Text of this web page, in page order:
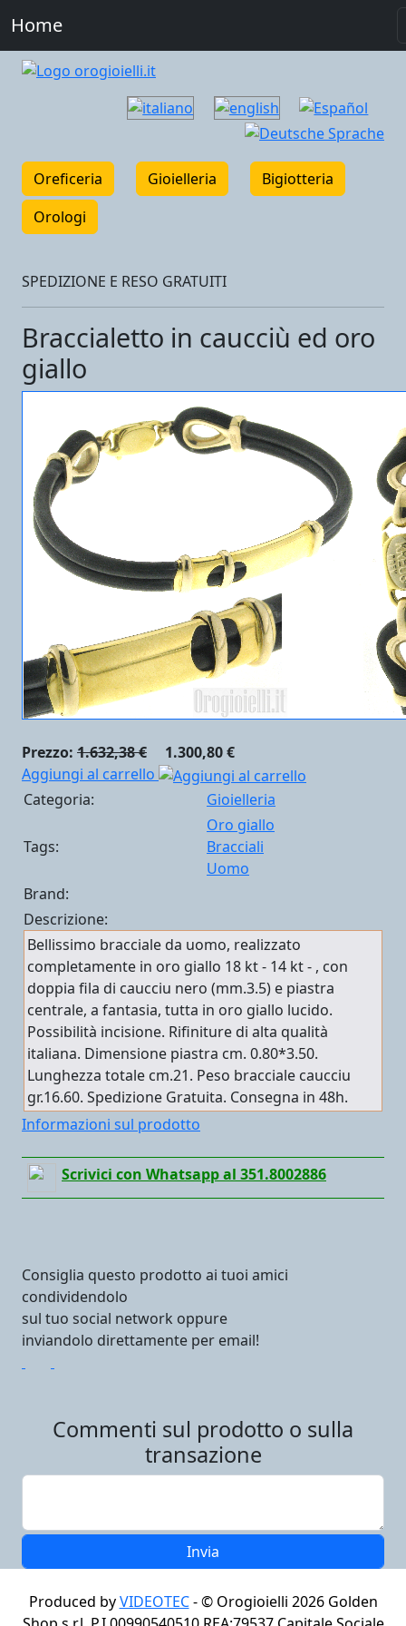
Home
Oreficeria Gioielleria
Bigiotteria
Orologi
SPEDIZIONE E RESO GRATUITI
Braccialetto in caucciù ed oro
giallo
Prezzo: 1.632,38 €
1.300,80 €
Aggiungi al carrello
Categoria:
Gioielleria
Tags:
Oro giallo
Bracciali
Uomo
Brand:
Descrizione:
Bellissimo bracciale da uomo, realizzato
completamente in oro giallo 18 kt - 14 kt - , con
doppia fila di caucciu nero (mm.3.5) e piastra
centrale, a fantasia, tutta in oro giallo lucido.
Possibilità incisione. Rifiniture di alta qualità
italiana. Dimensione piastra cm. 0.80*3.50.
Lunghezza totale cm.21. Peso bracciale caucciu
gr.16.60. Spedizione Gratuita. Consegna in 48h.
Informazioni sul prodotto
Scrivici con Whatsapp al 351.8002886
Consiglia questo prodotto ai tuoi amici
condividendolo
sul tuo social network oppure
inviandolo direttamente per email!
Commenti sul prodotto o sulla
transazione
Produced byVIDEOTEC - © Orogioielli 2026Golden